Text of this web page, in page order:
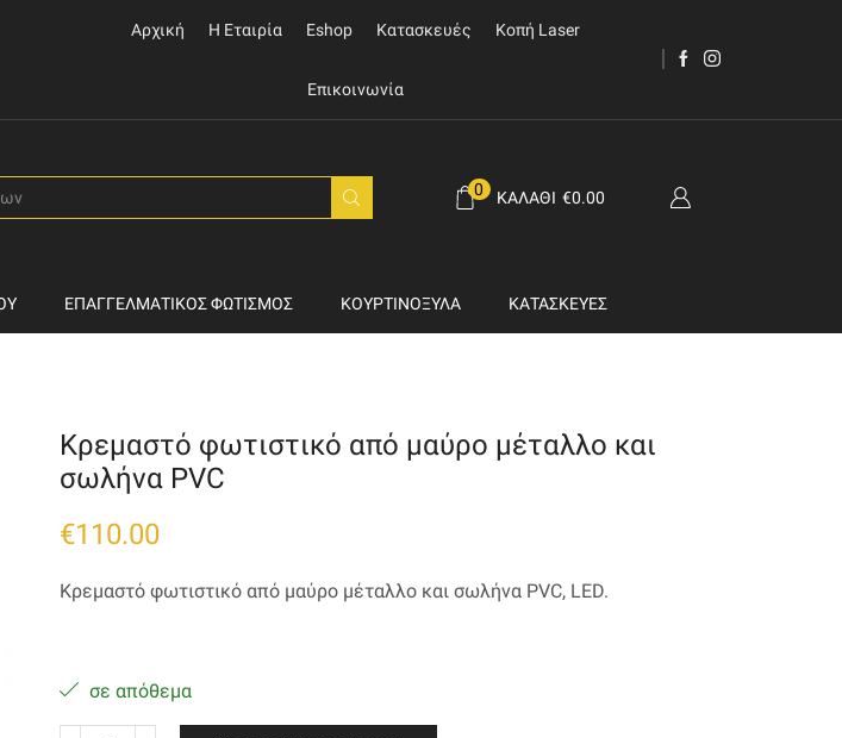
Αρχική Η Εταιρία Eshop Κατασκευές Κοπή Laser
Επικοινωνία
0 ΚΑΛΆΘΙ €0.00
ΕΠΑΓΓΕΛΜΑΤΙΚΌΣ ΦΩΤΙΣΜΌΣ ΚΟΥΡΤΙΝΌΞΥΛΑ ΚΑΤΑΣΚΕΥΈΣ
Κρεμαστό φωτιστικό από μαύρο μέταλλο και
σωλήνα PVC
€110.00
Κρεμαστό φωτιστικό από μαύρο μέταλλο και σωλήνα PVC, LED.
σε απόθεμα